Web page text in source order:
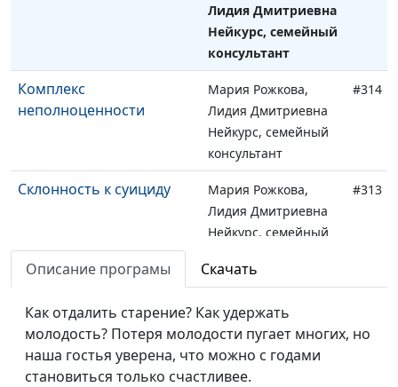
Лидия Дмитриевна
Нейкурс, семейный
консультант
Комплекс
неполноценности
Мария Рожкова,
Лидия Дмитриевна
Нейкурс, семейный
консультант
#314
Склонность к суициду
Мария Рожкова,
Лидия Дмитриевна
Нейкурс, семейный
#313
авторитарной
личностью?
Мария Рожкова,
Лидия Дмитриевна
Нейкурс, семейный
консультант
#312
Описание програмы Скачать
Как отдалить старение? Как удержать
молодость? Потеря молодости пугает многих, но
наша гостья уверена, что можно с годами
становиться только счастливее.